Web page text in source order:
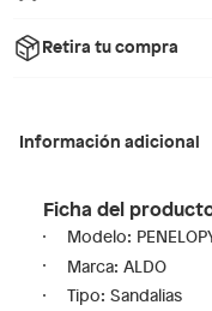
Retira tu compra
Información adicional
Ficha del
Modelo:
Marca: ALDO
Tipo: Sandalias